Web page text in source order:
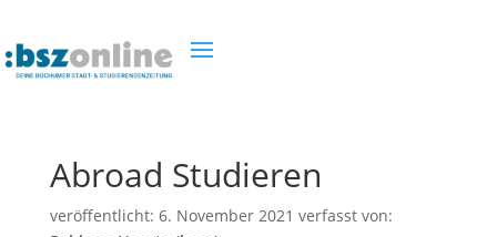
Abroad Studieren
veröffentlicht: 6. November 2021 verfasst von: